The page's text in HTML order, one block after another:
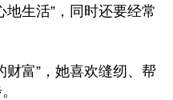
生活”，同时还要经常
财富”，她喜欢缝纫、帮